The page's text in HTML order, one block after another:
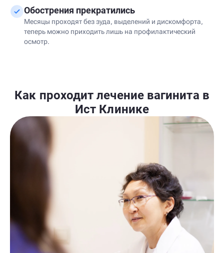
Обострения прекратились
Месяцы проходят без зуда, выделений и дискомфорта,
теперь можно приходить лишь на профилактический
осмотр.
Как проходит лечение вагинита в
Ист Клинике